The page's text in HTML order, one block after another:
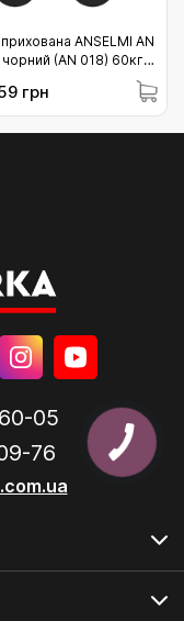
прихована ANSELMI AN
чорний (AN 018) 60кг
грн
05
76